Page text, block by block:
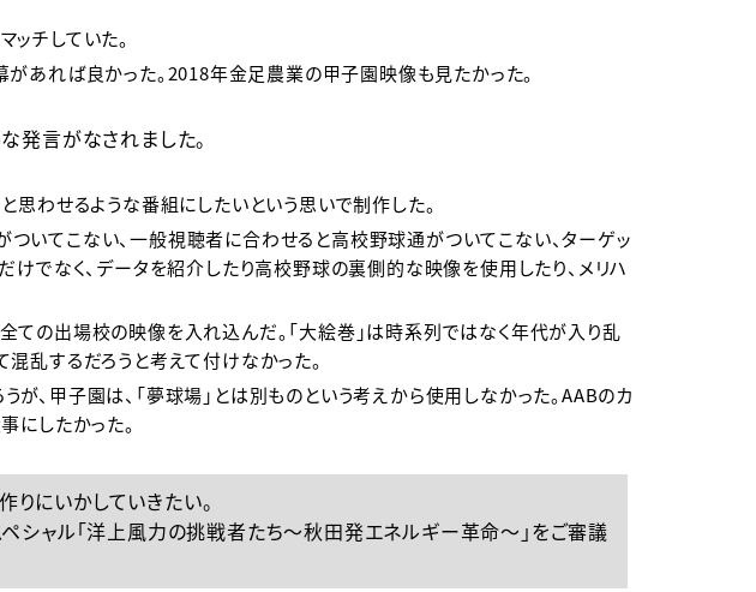
チしていた。
があれば良かった。2018年金足農業の甲子園映像も見たかった。
発言がなされました。
思わせるような番組にしたいという思いで制作した。
いてこない、一般視聴者に合わせると高校野球通がついてこない、ターゲッ
けでなく、データを紹介したり高校野球の裏側的な映像を使用したり、メリハ
の出場校の映像を入れ込んだ。「大絵巻」は時系列ではなく年代が入り乱
乱するだろうと考えて付けなかった。
、甲子園は、「夢球場」とは別ものという考えから使用しなかった。AABのカ
にしたかった。
にいかしていきたい。
ペシャル「洋上風力の挑戦者たち～秋田発エネルギー革命～」をご審議